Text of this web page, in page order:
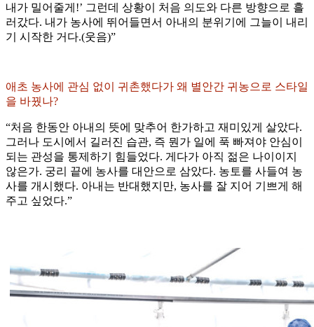
내가 밀어줄게!’ 그런데 상황이 처음 의도와 다른 방향으로 흘
러갔다. 내가 농사에 뛰어들면서 아내의 분위기에 그늘이 내리
기 시작한 거다.(웃음)”
애초 농사에 관심 없이 귀촌했다가 왜 별안간 귀농으로 스타일
을 바꿨나?
“처음 한동안 아내의 뜻에 맞추어 한가하고 재미있게 살았다.
그러나 도시에서 길러진 습관, 즉 뭔가 일에 푹 빠져야 안심이
되는 관성을 통제하기 힘들었다. 게다가 아직 젊은 나이이지
않은가. 궁리 끝에 농사를 대안으로 삼았다. 농토를 사들여 농
사를 개시했다. 아내는 반대했지만, 농사를 잘 지어 기쁘게 해
주고 싶었다.”